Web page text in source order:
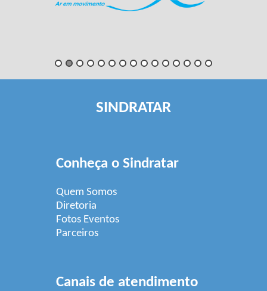
SINDRATAR
Conheça o Sindratar
Quem Somos
Diretoria
Fotos Eventos
Parceiros
Canais de atendimento